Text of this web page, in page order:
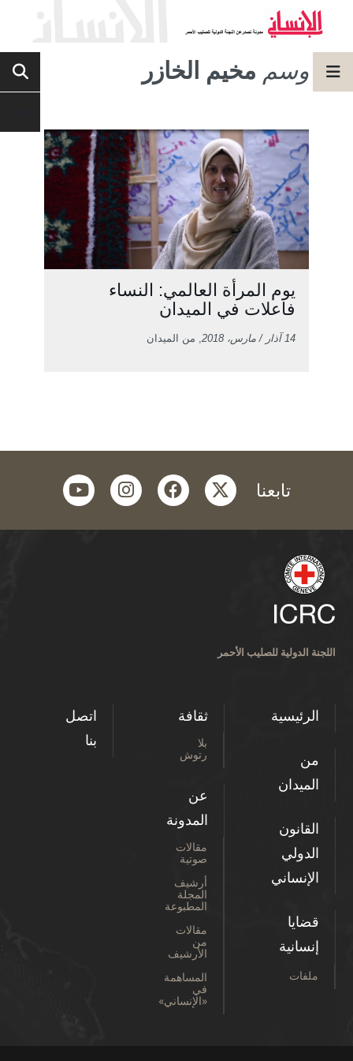
وسم مخيم الخازر
يوم المرأة العالمي: النساء
فاعلات في الميدان
14 آذار / مارس، 2018 , من الميدان
تابعنا twitter
facebook
instagram
youtube
اللجنة الدولية للصليب الأحمر
الرئيسية
من
الميدان
القانون
الدولي
الإنساني
قضايا
إنسانية
ملفات
ثقافة
بلا
رتوش
عن
المدونة
مقالات
صوتية
أرشيف
المجلة
المطبوعة
مقالات
من
الأرشيف
المساهمة
في
«الإنساني»
اتصل
بنا